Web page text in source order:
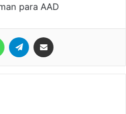
para AAD
WhatsAppTelegram